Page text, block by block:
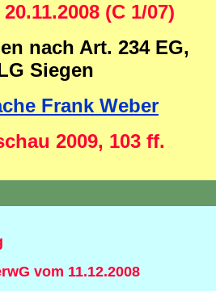
(C 1/07)
nach Art. 234 EG,
Siegen
Frank Weber
2009, 103 ff.
vom 11.12.2008